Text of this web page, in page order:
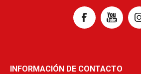
INFORMACIÓN DE CONTACTO